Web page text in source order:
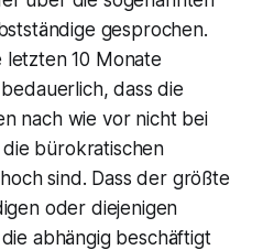
gesprochen.
10 Monate
dass die
nach wie vor nicht bei
bürokratischen
sind. Dass der größte
oder diejenigen
abhängig beschäftigt